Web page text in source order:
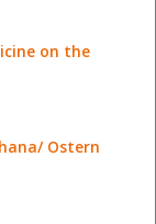
on the
Ostern